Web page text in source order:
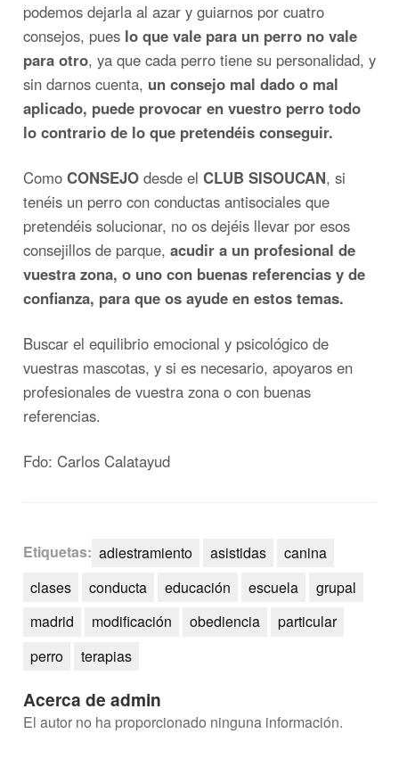
podemos dejarla al azar y guiarnos por cuatro
consejos, pues lo que vale para un perro no vale
para otro, ya que cada perro tiene su personalidad, y
sin darnos cuenta, un consejo mal dado o mal
aplicado, puede provocar en vuestro perro todo
lo contrario de lo que pretendéis conseguir.
Como CONSEJO desde el CLUB SISOUCAN, si
tenéis un perro con conductas antisociales que
pretendéis solucionar, no os dejéis llevar por esos
consejillos de parque, acudir a un profesional de
vuestra zona, o uno con buenas referencias y de
confianza, para que os ayude en estos temas.
Buscar el equilibrio emocional y psicológico de
vuestras mascotas, y si es necesario, apoyaros en
profesionales de vuestra zona o con buenas
referencias.
Fdo: Carlos Calatayud
Etiquetas: adiestramiento asistidas
canina
clases
conducta educación escuela
grupal
madrid
modificación obediencia
particular
perro
terapias
Acerca de admin
El autor no ha proporcionado ninguna información.